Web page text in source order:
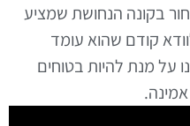
בקונה הנחושת שמציע
קודם שהוא עומד
על מנת להיות בטוחים